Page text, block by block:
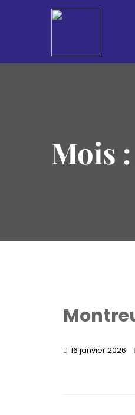
Mois :
16 janvier 2026